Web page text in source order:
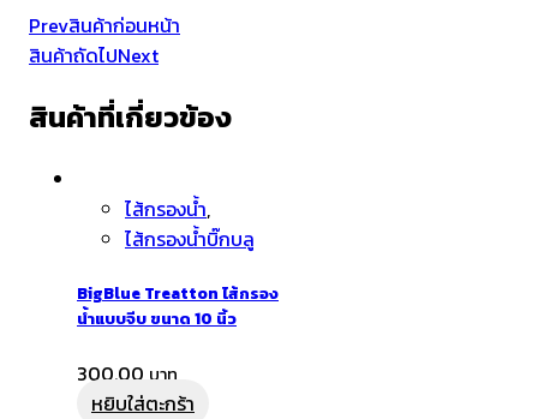
Prevสินค้าก่อนหน้า
สินค้าถัดไปNext
สินค้าที่เกี่ยวข้อง
ไส้กรองน้ำ,
ไส้กรองน้ำบิ๊กบลู
BigBlue Treatton ไส้กรอง
น้ำแบบจีบ ขนาด 10 นิ้ว
300.00
หยิบใส่ตะกร้า